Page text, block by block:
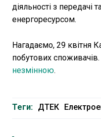
діяльності з передачі
енергоресурсом.
Нагадаємо, 29 квітня
побутових
незмінною.
Теги: ДТЕК